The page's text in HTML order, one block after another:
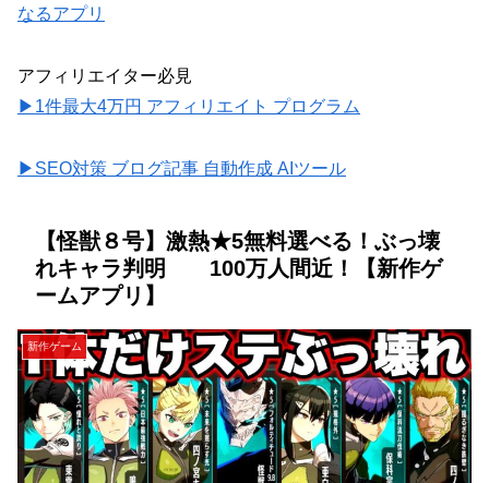
なるアプリ
アフィリエイター必見
▶1件最大4万円 アフィリエイト プログラム
▶SEO対策 ブログ記事 自動作成 AIツール
【怪獣８号】激熱★5無料選べる！ぶっ壊
れキャラ判明 100万人間近！【新作ゲ
ームアプリ】
新作ゲーム